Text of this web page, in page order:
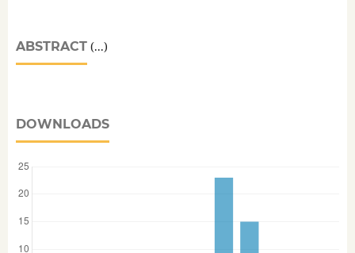
ABSTRACT(...)
DOWNLOADS